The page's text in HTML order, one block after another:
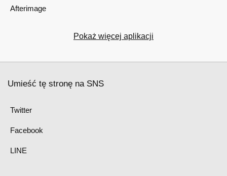
Afterimage
Pokaż więcej aplikacji
Umieść tę stronę na SNS
Twitter
Facebook
LINE